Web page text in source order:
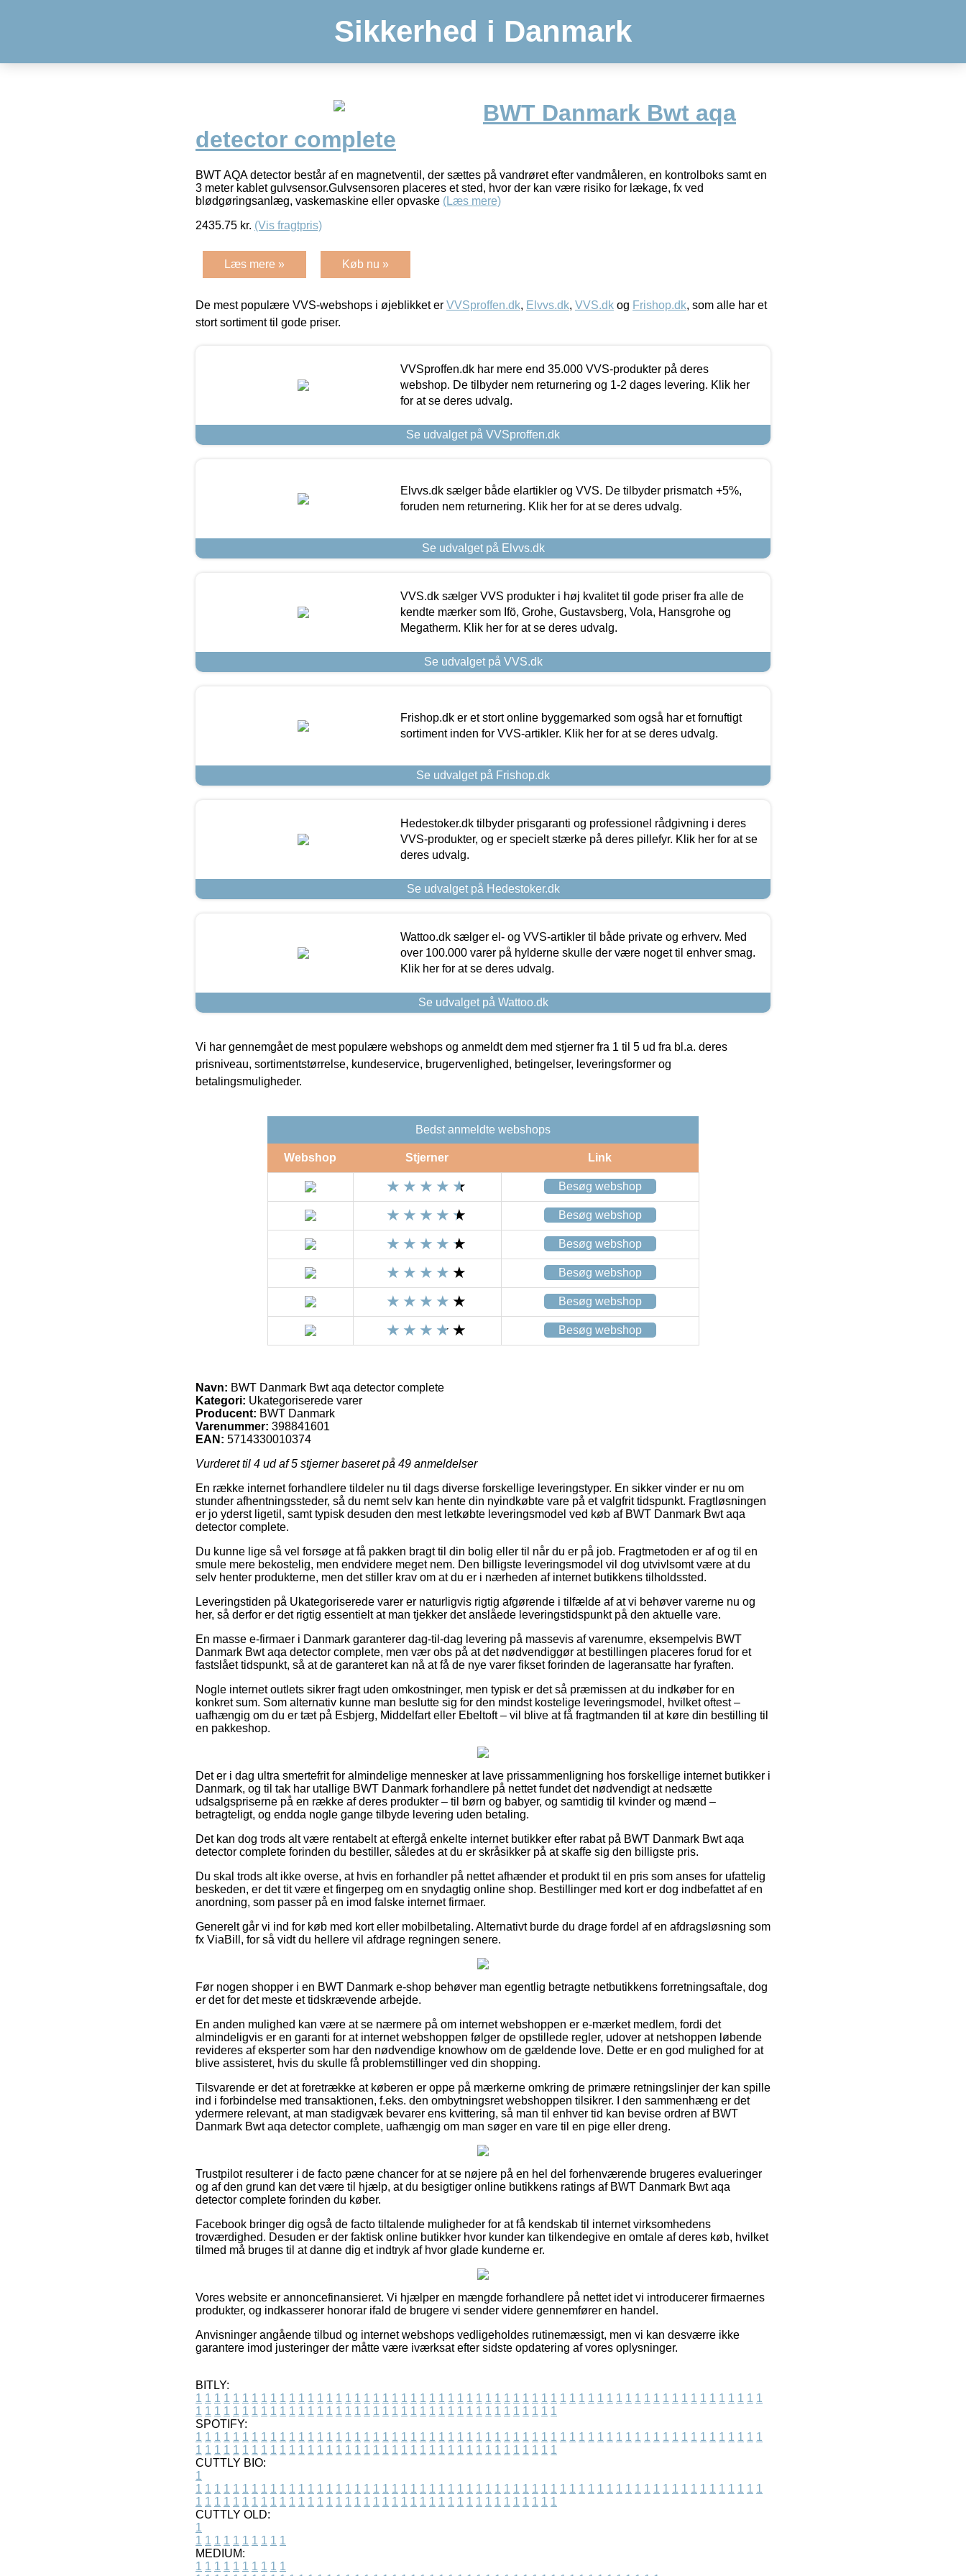
Sikkerhed i Danmark
BWT Danmark Bwt aqa
detector complete
BWT AQA detector består af en magnetventil, der sættes på vandrøret efter vandmåleren, en kontrolboks samt en
3 meter kablet gulvsensor.Gulvsensoren placeres et sted, hvor der kan være risiko for lækage, fx ved
blødgøringsanlæg, vaskemaskine eller opvaske (Læs mere)
2435.75 kr. (Vis fragtpris)
Læs mere » Køb nu »
De mest populære VVS-webshops i øjeblikket er VVSproffen.dk, Elvvs.dk, VVS.dk og Frishop.dk, som alle har et
stort sortiment til gode priser.
VVSproffen.dk har mere end 35.000 VVS-produkter på deres
webshop. De tilbyder nem returnering og 1-2 dages levering. Klik her
for at se deres udvalg.
Se udvalget på VVSproffen.dk
Elvvs.dk sælger både elartikler og VVS. De tilbyder prismatch +5%,
foruden nem returnering. Klik her for at se deres udvalg.
Se udvalget på Elvvs.dk
VVS.dk sælger VVS produkter i høj kvalitet til gode priser fra alle de
kendte mærker som Ifö, Grohe, Gustavsberg, Vola, Hansgrohe og
Megatherm. Klik her for at se deres udvalg.
Se udvalget på VVS.dk
Frishop.dk er et stort online byggemarked som også har et fornuftigt
sortiment inden for VVS-artikler. Klik her for at se deres udvalg.
Se udvalget på Frishop.dk
Hedestoker.dk tilbyder prisgaranti og professionel rådgivning i deres
VVS-produkter, og er specielt stærke på deres pillefyr. Klik her for at se
deres udvalg.
Se udvalget på Hedestoker.dk
Wattoo.dk sælger el- og VVS-artikler til både private og erhverv. Med
over 100.000 varer på hylderne skulle der være noget til enhver smag.
Klik her for at se deres udvalg.
Se udvalget på Wattoo.dk
Vi har gennemgået de mest populære webshops og anmeldt dem med stjerner fra 1 til 5 ud fra bl.a. deres
prisniveau, sortimentstørrelse, kundeservice, brugervenlighed, betingelser, leveringsformer og
betalingsmuligheder.
Bedst anmeldte webshops
Webshop Stjerner Link
Besøg webshop
Besøg webshop
Besøg webshop
Besøg webshop
Besøg webshop
Besøg webshop
Navn: BWT Danmark Bwt aqa detector complete
Kategori: Ukategoriserede varer
Producent: BWT Danmark
Varenummer: 398841601
EAN: 5714330010374
Vurderet til 4 ud af 5 stjerner baseret på 49 anmeldelser
En række internet forhandlere tildeler nu til dags diverse forskellige leveringstyper. En sikker vinder er nu om
stunder afhentningssteder, så du nemt selv kan hente din nyindkøbte vare på et valgfrit tidspunkt. Fragtløsningen
er jo yderst ligetil, samt typisk desuden den mest letkøbte leveringsmodel ved køb af BWT Danmark Bwt aqa
detector complete.
Du kunne lige så vel forsøge at få pakken bragt til din bolig eller til når du er på job. Fragtmetoden er af og til en
smule mere bekostelig, men endvidere meget nem. Den billigste leveringsmodel vil dog utvivlsomt være at du
selv henter produkterne, men det stiller krav om at du er i nærheden af internet butikkens tilholdssted.
Leveringstiden på Ukategoriserede varer er naturligvis rigtig afgørende i tilfælde af at vi behøver varerne nu og
her, så derfor er det rigtig essentielt at man tjekker det anslåede leveringstidspunkt på den aktuelle vare.
En masse e-firmaer i Danmark garanterer dag-til-dag levering på massevis af varenumre, eksempelvis BWT
Danmark Bwt aqa detector complete, men vær obs på at det nødvendiggør at bestillingen placeres forud for et
fastslået tidspunkt, så at de garanteret kan nå at få de nye varer fikset forinden de lageransatte har fyraften.
Nogle internet outlets sikrer fragt uden omkostninger, men typisk er det så præmissen at du indkøber for en
konkret sum. Som alternativ kunne man beslutte sig for den mindst kostelige leveringsmodel, hvilket oftest –
uafhængig om du er tæt på Esbjerg, Middelfart eller Ebeltoft – vil blive at få fragtmanden til at køre din bestilling til
en pakkeshop.
Det er i dag ultra smertefrit for almindelige mennesker at lave prissammenligning hos forskellige internet butikker i
Danmark, og til tak har utallige BWT Danmark forhandlere på nettet fundet det nødvendigt at nedsætte
udsalgspriserne på en række af deres produkter – til børn og babyer, og samtidig til kvinder og mænd –
betragteligt, og endda nogle gange tilbyde levering uden betaling.
Det kan dog trods alt være rentabelt at eftergå enkelte internet butikker efter rabat på BWT Danmark Bwt aqa
detector complete forinden du bestiller, således at du er skråsikker på at skaffe sig den billigste pris.
Du skal trods alt ikke overse, at hvis en forhandler på nettet afhænder et produkt til en pris som anses for ufattelig
beskeden, er det tit være et fingerpeg om en snydagtig online shop. Bestillinger med kort er dog indbefattet af en
anordning, som passer på en imod falske internet firmaer.
Generelt går vi ind for køb med kort eller mobilbetaling. Alternativt burde du drage fordel af en afdragsløsning som
fx ViaBill, for så vidt du hellere vil afdrage regningen senere.
Før nogen shopper i en BWT Danmark e-shop behøver man egentlig betragte netbutikkens forretningsaftale, dog
er det for det meste et tidskrævende arbejde.
En anden mulighed kan være at se nærmere på om internet webshoppen er e-mærket medlem, fordi det
almindeligvis er en garanti for at internet webshoppen følger de opstillede regler, udover at netshoppen løbende
revideres af eksperter som har den nødvendige knowhow om de gældende love. Dette er en god mulighed for at
blive assisteret, hvis du skulle få problemstillinger ved din shopping.
Tilsvarende er det at foretrække at køberen er oppe på mærkerne omkring de primære retningslinjer der kan spille
ind i forbindelse med transaktionen, f.eks. den ombytningsret webshoppen tilsikrer. I den sammenhæng er det
ydermere relevant, at man stadigvæk bevarer ens kvittering, så man til enhver tid kan bevise ordren af BWT
Danmark Bwt aqa detector complete, uafhængig om man søger en vare til en pige eller dreng.
Trustpilot resulterer i de facto pæne chancer for at se nøjere på en hel del forhenværende brugeres evalueringer
og af den grund kan det være til hjælp, at du besigtiger online butikkens ratings af BWT Danmark Bwt aqa
detector complete forinden du køber.
Facebook bringer dig også de facto tiltalende muligheder for at få kendskab til internet virksomhedens
troværdighed. Desuden er der faktisk online butikker hvor kunder kan tilkendegive en omtale af deres køb, hvilket
tilmed må bruges til at danne dig et indtryk af hvor glade kunderne er.
Vores website er annoncefinansieret. Vi hjælper en mængde forhandlere på nettet idet vi introducerer firmaernes
produkter, og indkasserer honorar ifald de brugere vi sender videre gennemfører en handel.
Anvisninger angående tilbud og internet webshops vedligeholdes rutinemæssigt, men vi kan desværre ikke
garantere imod justeringer der måtte være iværksat efter sidste opdatering af vores oplysninger.
BITLY:
1 1 1 1 1 1 1 1 1 1 1 1 1 1 1 1 1 1 1 1 1 1 1 1 1 1 1 1 1 1 1 1 1 1 1 1 1 1 1 1 1 1 1 1 1 1 1 1 1 1 1 1 1 1 1 1 1 1 1 1 1
1 1 1 1 1 1 1 1 1 1 1 1 1 1 1 1 1 1 1 1 1 1 1 1 1 1 1 1 1 1 1 1 1 1 1 1 1 1 1
SPOTIFY:
1 1 1 1 1 1 1 1 1 1 1 1 1 1 1 1 1 1 1 1 1 1 1 1 1 1 1 1 1 1 1 1 1 1 1 1 1 1 1 1 1 1 1 1 1 1 1 1 1 1 1 1 1 1 1 1 1 1 1 1 1
1 1 1 1 1 1 1 1 1 1 1 1 1 1 1 1 1 1 1 1 1 1 1 1 1 1 1 1 1 1 1 1 1 1 1 1 1 1 1
CUTTLY BIO:
1
1 1 1 1 1 1 1 1 1 1 1 1 1 1 1 1 1 1 1 1 1 1 1 1 1 1 1 1 1 1 1 1 1 1 1 1 1 1 1 1 1 1 1 1 1 1 1 1 1 1 1 1 1 1 1 1 1 1 1 1 1
1 1 1 1 1 1 1 1 1 1 1 1 1 1 1 1 1 1 1 1 1 1 1 1 1 1 1 1 1 1 1 1 1 1 1 1 1 1 1
CUTTLY OLD:
1
1 1 1 1 1 1 1 1 1 1
MEDIUM:
1 1 1 1 1 1 1 1 1 1